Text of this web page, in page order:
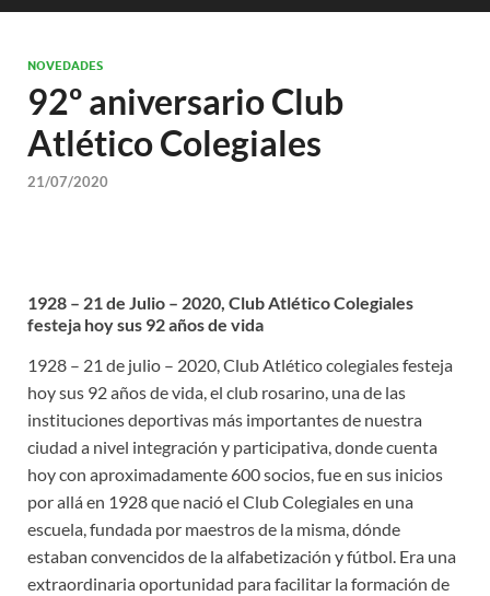
NOVEDADES
92º aniversario Club
Atlético Colegiales
21/07/2020
1928 – 21 de Julio – 2020, Club Atlético Colegiales
festeja hoy sus 92 años de vida
1928 – 21 de julio – 2020, Club Atlético colegiales festeja
hoy sus 92 años de vida, el club rosarino, una de las
instituciones deportivas más importantes de nuestra
ciudad a nivel integración y participativa, donde cuenta
hoy con aproximadamente 600 socios, fue en sus inicios
por allá en 1928 que nació el Club Colegiales en una
escuela, fundada por maestros de la misma, dónde
estaban convencidos de la alfabetización y fútbol. Era una
extraordinaria oportunidad para facilitar la formación de